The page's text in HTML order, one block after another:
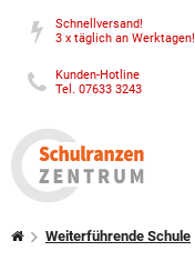
Schnellversand!
3 x täglich an Werktagen!
Kunden-Hotline
Tel. 07633 3243
Weiterführende Schule